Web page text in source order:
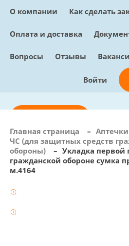
О компании Как сделать
Оплата и доставка
Вопросы Отзывы
Войти
info@sunmed.ru
Пн – Пт: с 10:00
Главная страница – Аптечки
ЧС (для защитных средств
обороны)
– Укладка
гражданской обороне сумка
м.4164